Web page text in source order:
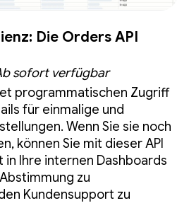
Die Orders API
sofort verfügbar
programmatischen Zugriff
für einmalige und
Wenn Sie sie noch
können Sie mit dieser API
Ihre internen Dashboards
zu
Kundensupport zu